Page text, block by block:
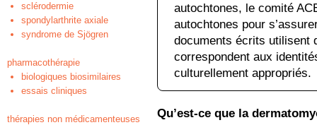
sclérodermie
spondylarthrite axiale
syndrome de Sjögren
pharmacothérapie
biologiques biosimilaires
essais cliniques
thérapies non médicamenteuses
autochtones, le comité
autochtones pour
documents écrits utilisent
correspondent aux
culturellement appropriés.
Qu’est-ce que la